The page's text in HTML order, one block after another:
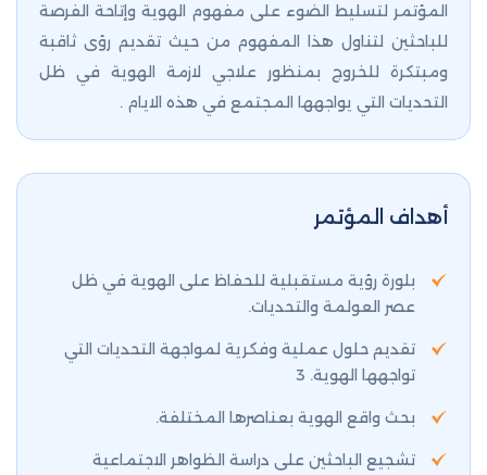
المؤتمر لتسليط الضوء على مفهوم الهوية وإتاحة الفرصة
للباحثين لتناول هذا المفهوم من حيث تقديم رؤى ثاقبة
ومبتكرة للخروج بمنظور علاجي لازمة الهوية في ظل
التحديات التي يواجهها المجتمع في هذه الايام .
أهداف المؤتمر
بلورة رؤية مستقبلية للحفاظ على الهوية في ظل
عصر العولمة والتحديات.
تقديم حلول عملية وفكرية لمواجهة التحديات التي
تواجهها الهوية. 3
بحث واقع الهوية بعناصرها المختلفة.
تشجيع الباحثين على دراسة الظواهر الاجتماعية